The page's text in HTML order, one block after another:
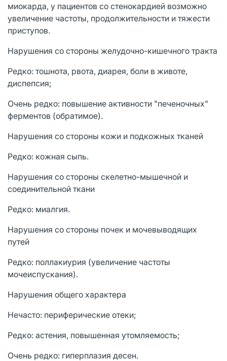
миокарда, у пациентов со стенокардией возможно
увеличение частоты, продолжительности и тяжести
приступов.
Нарушения со стороны желудочно-кишечного тракта
Редко: тошнота, рвота, диарея, боли в животе,
диспепсия;
Очень редко: повышение активности "печеночных"
ферментов (обратимое).
Нарушения со стороны кожи и подкожных тканей
Редко: кожная сыпь.
Нарушения со стороны скелетно-мышечной и
соединительной ткани
Редко: миалгия.
Нарушения со стороны почек и мочевыводящих
путей
Редко: поллакиурия (увеличение частоты
мочеиспускания).
Нарушения общего характера
Нечасто: периферические отеки;
Редко: астения, повышенная утомляемость;
Очень редко: гиперплазия десен.